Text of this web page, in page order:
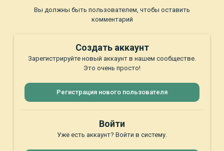
Вы должны быть пользователем, чтобы оставить
комментарий
Создать аккаунт
Зарегистрируйте новый аккаунт в нашем сообществе.
Это очень просто!
Регистрация нового пользователя
Войти
Уже есть аккаунт? Войти в систему.